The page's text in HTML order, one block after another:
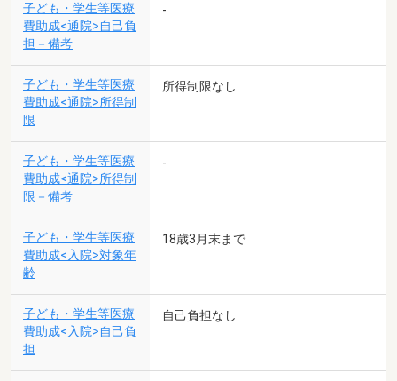
子ども・学生等医療
費助成<通院>自己負
担－備考
-
子ども・学生等医療
費助成<通院>所得制
限
所得制限なし
子ども・学生等医療
費助成<通院>所得制
限－備考
-
子ども・学生等医療
費助成<入院>対象年
齢
18歳3月末まで
子ども・学生等医療
費助成<入院>自己負
担
自己負担なし